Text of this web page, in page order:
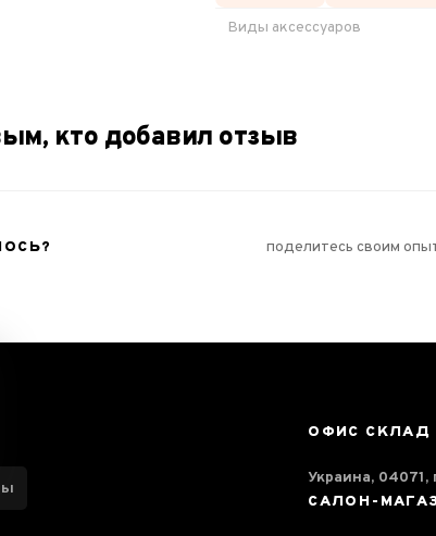
Виды аксессуаров
кто добавил отзыв
поделитесь своим
ОФИС СКЛАД
Украина, 04071,
САЛОН-